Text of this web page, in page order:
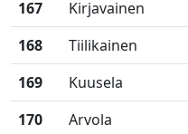
167
Kirjavainen
168
Tiilikainen
169
Kuusela
170
Arvola